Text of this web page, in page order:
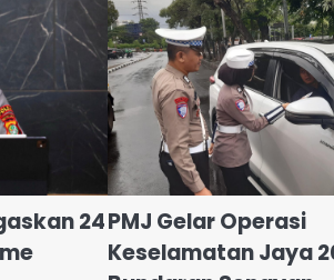
24PMJ Gelar Operasi
Keselamatan Jaya